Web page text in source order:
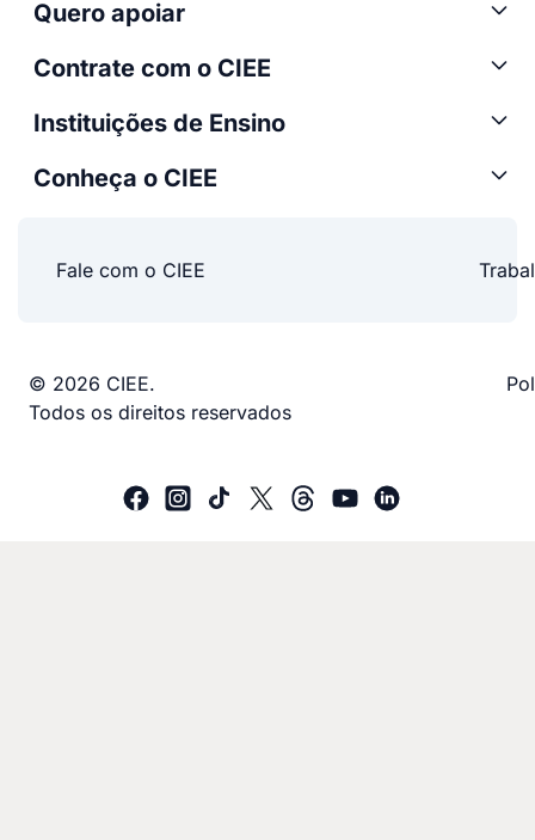
Quero apoiar
Contrate com o CIEE
Instituições de Ensino
Conheça o CIEE
Fale com o CIEE
© 2026 CIEE.
Todos os direitos reservados